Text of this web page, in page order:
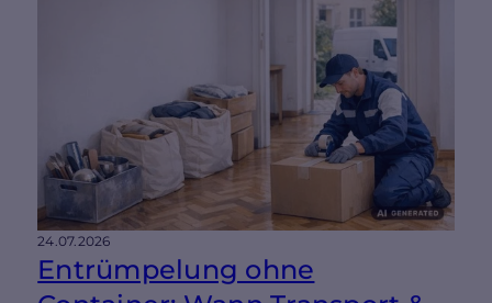
24.07.2026
Entrümpelung ohne